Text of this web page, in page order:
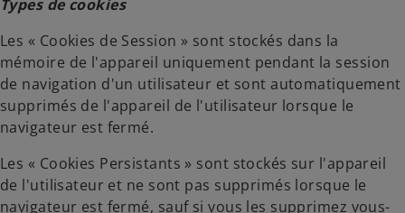
r
e
d
a
n
u
n
r
e
d
a
u
n
Types de cookies
Les « Cookies de Session » sont stockés dans la
mémoire de l'appareil uniquement pendant la session
de navigation d'un utilisateur et sont automatiquement
supprimés de l'appareil de l'utilisateur lorsque le
navigateur est fermé.
Les « Cookies Persistants » sont stockés sur l'appareil
de l'utilisateur et ne sont pas supprimés lorsque le
navigateur est fermé, sauf si vous les supprimez vous-